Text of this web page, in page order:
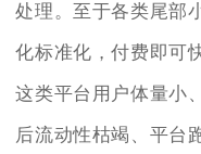
处理。至于各类尾部
化标准化，付费即可
这类平台用户体量小
后流动性枯竭、平台